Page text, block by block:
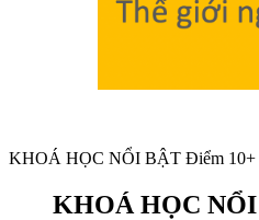
KHOÁ HỌC NỔI BẬT Điểm 10+
KHOÁ HỌC